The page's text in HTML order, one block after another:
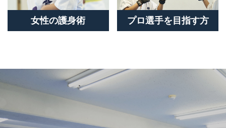
女性の護身術 プロ選手を目指す方